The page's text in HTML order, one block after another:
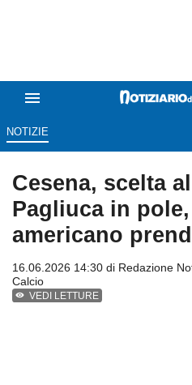
NOTIZIE
Cesena, scelta
Pagliuca in
americano
16.06.2026 14:30 di Redazione
Calcio
VEDI LETTURE